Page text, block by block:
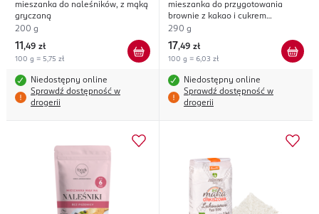
mieszanka do naleśników, z mąką
gryczaną
200 g
11 ,49 zł
100 g = 5,75 zł
Niedostępny online
Sprawdź dostępność w
drogerii
mieszanka do przygotowania
brownie z kakao i cukrem
kokosowym
290 g
17,49 zł
100 g = 6,03 zł
Niedostępny online
Sprawdź dostępność w
drogerii